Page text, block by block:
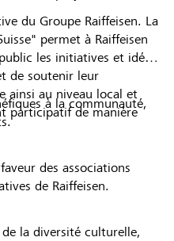
du Groupe Raiffeisen. La
permet à Raiffeisen
les initiatives et idées
de soutenir leur
ainsi au niveau local et
participatif de manière
à la communauté,
des associations
de Raiffeisen.
la diversité culturelle,